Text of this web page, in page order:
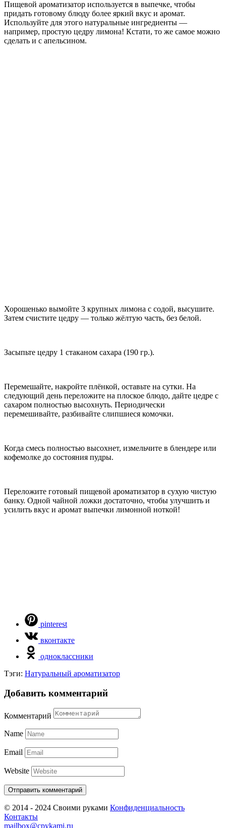
Пищевой ароматизатор используется в выпечке, чтобы
придать готовому блюду более яркий вкус и аромат.
Используйте для этого натуральные ингредиенты —
например, простую цедру лимона! Кстати, то же самое можно
сделать и с апельсином.
Хорошенько вымойте 3 крупных лимона с содой, высушите.
Затем счистите цедру — только жёлтую часть, без белой.
Засыпьте цедру 1 стаканом сахара (190 гр.).
Перемешайте, накройте плёнкой, оставьте на сутки. На
следующий день переложите на плоское блюдо, дайте цедре с
сахаром полностью высохнуть. Периодически
перемешивайте, разбивайте слипшиеся комочки.
Когда смесь полностью высохнет, измельчите в блендере или
кофемолке до состояния пудры.
Переложите готовый пищевой ароматизатор в сухую чистую
банку. Одной чайной ложки достаточно, чтобы улучшить и
усилить вкус и аромат выпечки лимонной ноткой!
pinterest
вконтакте
одноклассники
Тэги: Натуральный ароматизатор
Добавить комментарий
Комментарий
Name
Email
Website
© 2014 - 2024 Своими руками Конфиденциальность
Контакты
mailbox@cpykami.ru